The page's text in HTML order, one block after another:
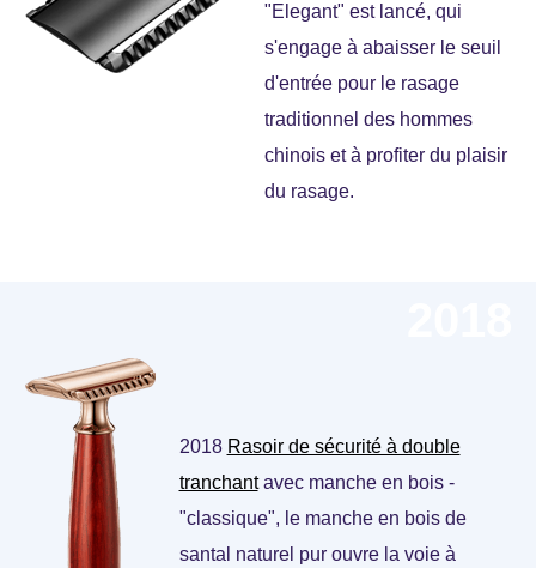
"Elegant" est lancé, qui
s'engage à abaisser le seuil
d'entrée pour le rasage
traditionnel des hommes
chinois et à profiter du plaisir
du rasage.
2018 Rasoir de sécurité à double
tranchantavec manche en bois -
"classique", le manche en bois de
santal naturel pur ouvre la voie à